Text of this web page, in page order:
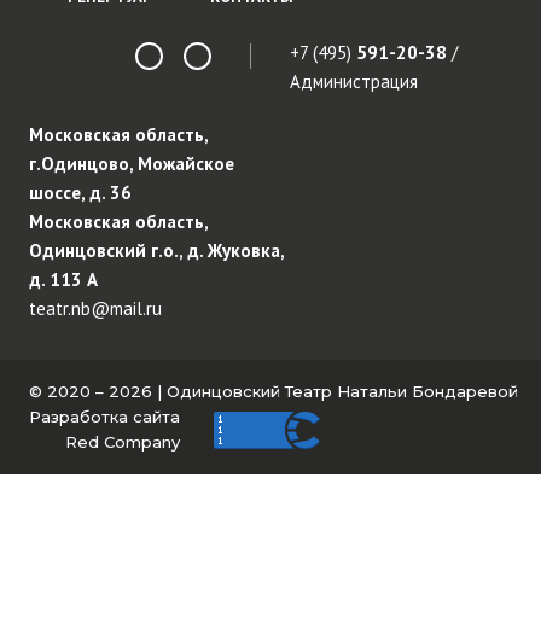
+7 (495) 591-20-38 /
Администрация
Московская область,
г.Одинцово, Можайское
шоссе, д. 36
Московская область,
Одинцовский г.о., д. Жуковка,
д. 113 А
teatr.nb@mail.ru
© 2020 – 2026 | Одинцовский Театр Натальи Бондаревой
Разработка сайта
Red Company